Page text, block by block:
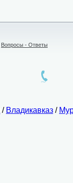
Вопросы - Ответы
/ Владикавказ /